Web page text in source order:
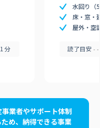
分
水回り（
床・窓・
屋外・空
読了目安
業者やサポート体制
め、納得できる事業